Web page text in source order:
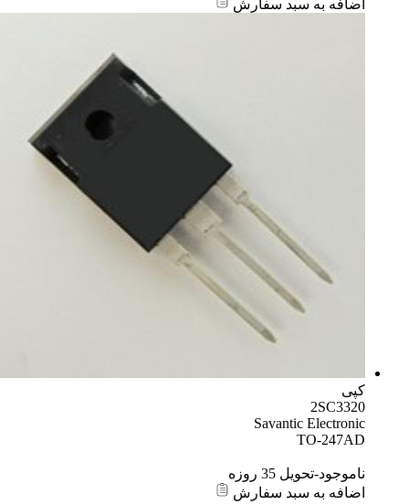
اضافه به سبد سفارش
کپی
2SC3320
Savantic Electronic
TO-247AD
ناموجود-تحویل 35 روزه
اضافه به سبد سفارش